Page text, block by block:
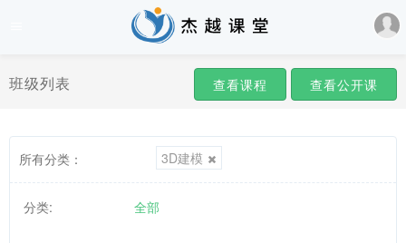
班级列表 查看课程 查看公开课
所有分类： 3D建模
分类: 全部